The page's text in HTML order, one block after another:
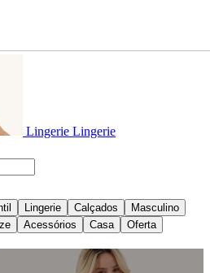
Lingerie Lingerie
Lingerie Calçados
Masculino
Acessórios Casa Oferta